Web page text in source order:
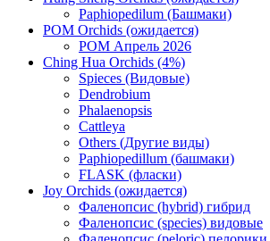
Paphiopedilum (Башмаки)
POM Orchids (ожидается)
POM Апрель 2026
Ching Hua Orchids (4%)
Spieces (Видовые)
Dendrobium
Phalaenopsis
Cattleya
Others (Другие виды)
Paphiopedillum (башмаки)
FLASK (фласки)
Joy Orchids (ожидается)
Фаленопсис (hybrid) гибрид
Фаленопсис (species) видовые